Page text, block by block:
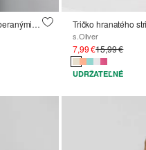
Rozšírené tričko s trblietavou potlačou a naberanými rukávmi Tričko hranatého
s.Oliver
7,99 €15,99 €
UDRŽATEĽNÉ